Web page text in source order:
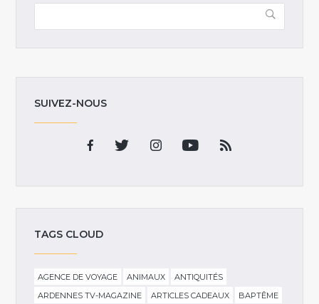
SUIVEZ-NOUS
TAGS CLOUD
AGENCE DE VOYAGE ANIMAUX
ANTIQUITÉS
ARDENNES TV-MAGAZINE
ARTICLES CADEAUX
BAPTÊME